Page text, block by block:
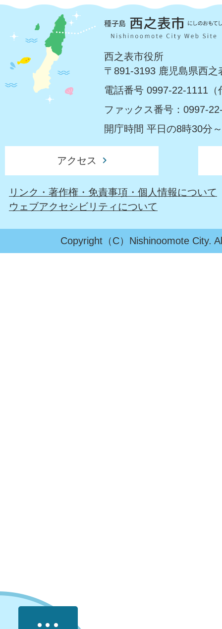
西之表市役所
〒891-3193 鹿児島県西
電話番号 0997-22-1111（
ファックス番号：0997-
開庁時間 平日の8時30分
アクセス
リンク・著作権・免責事項・個人情報について
ウェブアクセシビリティについて
Copyright（C）Nishinoomote City.